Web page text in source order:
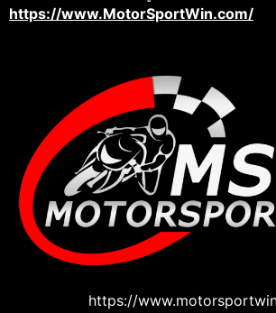
https://www.MotorSportWin.com/
https://